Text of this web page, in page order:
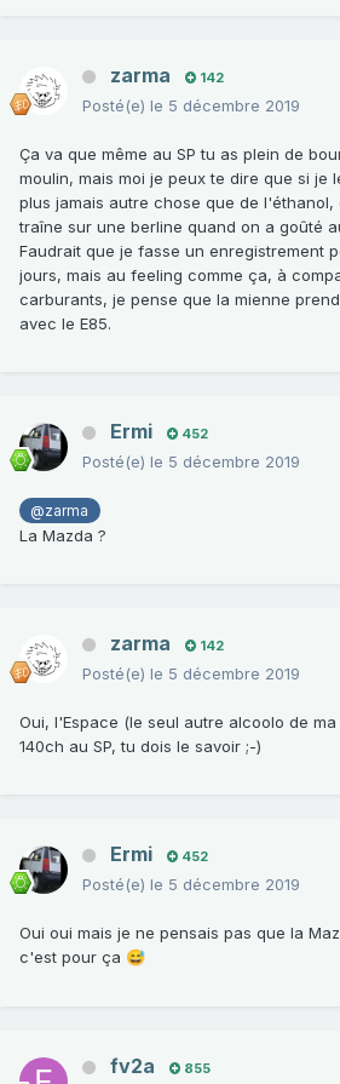
zarma 142
Posté(e) le 5 décembre 2019
Ça va que même au SP tu as plein de
moulin, mais moi je peux te dire que si je
plus jamais autre chose que de l'éthanol,
traîne sur une berline quand on a goûté
Faudrait que je fasse un enregistrement
jours, mais au feeling comme ça, à
carburants, je pense que la mienne
avec le E85.
Ermi 452
Posté(e) le 5 décembre 2019
@zarma
La Mazda ?
zarma 142
Posté(e) le 5 décembre 2019
Oui, l'Espace (le seul autre alcoolo de
140ch au SP, tu dois le savoir ;-)
Ermi 452
Posté(e) le 5 décembre 2019
Oui oui mais je ne pensais pas que la
c'est pour ça 😅
fv2a 855